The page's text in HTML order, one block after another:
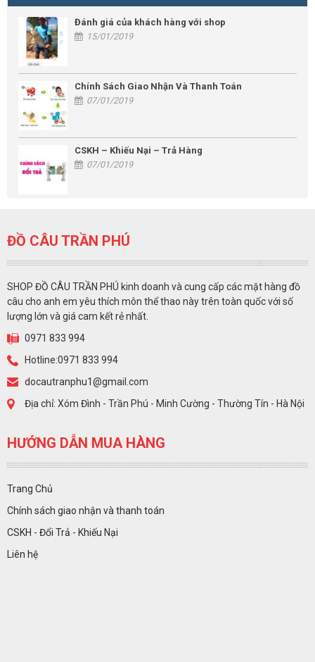
Đánh giá của khách hàng với shop
15/01/2019
Chính Sách Giao Nhận Và Thanh Toán
07/01/2019
CSKH – Khiếu Nại – Trả Hàng
07/01/2019
ĐỒ CÂU TRẦN PHÚ
SHOP ĐỒ CÂU TRẦN PHÚ kinh doanh và cung cấp các mặt hàng đồ
câu cho anh em yêu thích môn thể thao này trên toàn quốc với số
lượng lớn và giá cam kết rẻ nhất.
0971 833 994
Hotline:0971 833 994
docautranphu1@gmail.com
Địa chỉ: Xóm Đình - Trần Phú - Minh Cường - Thường Tín - Hà Nội
HƯỚNG DẪN MUA HÀNG
Trang Chủ
Chính sách giao nhận và thanh toán
CSKH - Đổi Trả - Khiếu Nại
Liên hệ